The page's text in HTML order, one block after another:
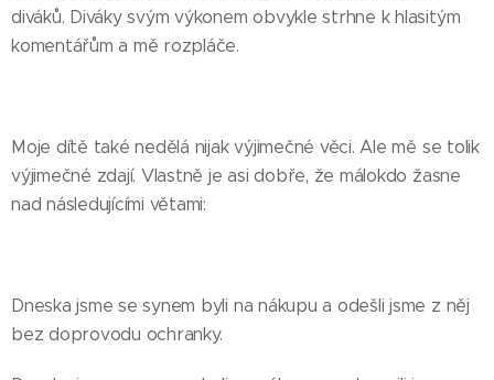
diváků. Diváky svým výkonem obvykle strhne k hlasitým
komentářům a mě rozpláče.
Moje dítě také nedělá nijak výjimečné věci. Ale mě se tolik
výjimečné zdají. Vlastně je asi dobře, že málokdo žasne
nad následujícími větami:
Dneska jsme se synem byli na nákupu a odešli jsme z něj
bez doprovodu ochranky.